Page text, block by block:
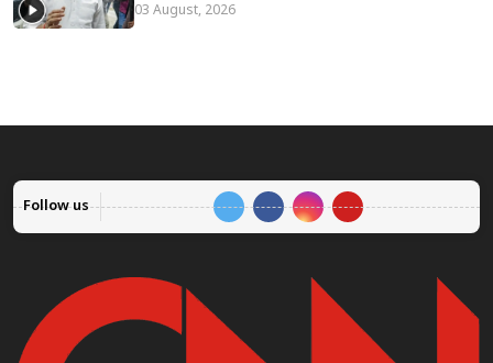
03 August, 2026
Follow us